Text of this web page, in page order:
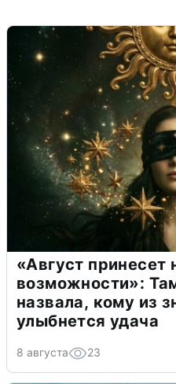
«Август принесет
возможности»:
назвала, кому из
улыбнется удача
8 августа 23